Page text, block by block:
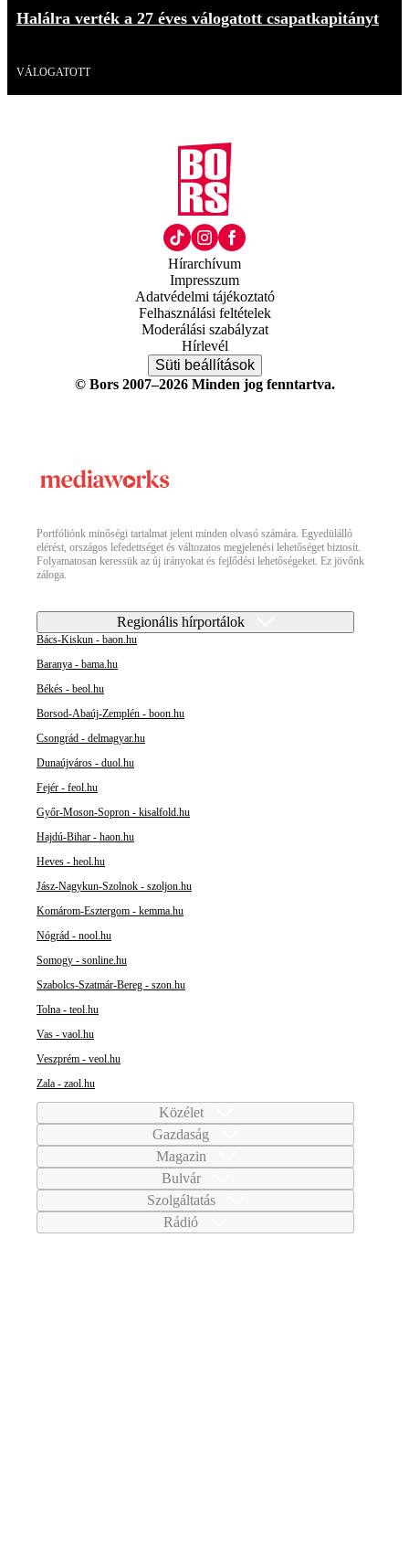
Halálra verték a 27 éves válogatott csapatkapitányt
VÁLOGATOTT
Hírarchívum
Impresszum
Adatvédelmi tájékoztató
Felhasználási feltételek
Moderálási szabályzat
Hírlevél
Süti beállítások
© Bors 2007–2026 Minden jog fenntartva.
Portfóliónk minőségi tartalmat jelent minden olvasó számára. Egyedülálló
elérést, országos lefedettséget és változatos megjelenési lehetőséget biztosít.
Folyamatosan keressük az új irányokat és fejlődési lehetőségeket. Ez jövőnk
záloga.
Regionális hírportálok
Bács-Kiskun - baon.hu
Baranya - bama.hu
Békés - beol.hu
Borsod-Abaúj-Zemplén - boon.hu
Csongrád - delmagyar.hu
Dunaújváros - duol.hu
Fejér - feol.hu
Győr-Moson-Sopron - kisalfold.hu
Hajdú-Bihar - haon.hu
Heves - heol.hu
Jász-Nagykun-Szolnok - szoljon.hu
Komárom-Esztergom - kemma.hu
Nógrád - nool.hu
Somogy - sonline.hu
Szabolcs-Szatmár-Bereg - szon.hu
Tolna - teol.hu
Vas - vaol.hu
Veszprém - veol.hu
Zala - zaol.hu
Közélet
Gazdaság
Magazin
Bulvár
Szolgáltatás
Rádió